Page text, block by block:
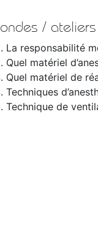
/ ateliers
La responsabilité
Quel matériel
Quel matériel de
Techniques
Technique de